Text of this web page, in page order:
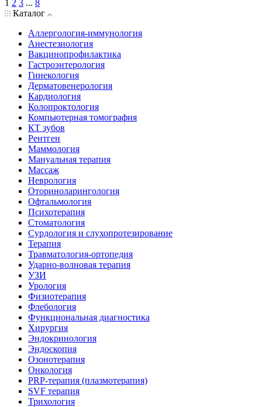
1 2 3 ... 8
Каталог
Аллергология-иммунология
Анестезиология
Вакцинопрофилактика
Гастроэнтерология
Гинекология
Дерматовенерология
Кардиология
Колопроктология
Компьютерная томография
КТ зубов
Рентген
Маммология
Мануальная терапия
Массаж
Неврология
Оториноларингология
Офтальмология
Психотерапия
Стоматология
Сурдология и слухопротезирование
Терапия
Травматология-ортопедия
Ударно-волновая терапия
УЗИ
Урология
Физиотерапия
Флебология
Функциональная диагностика
Хирургия
Эндокринология
Эндоскопия
Озонотерапия
Онкология
PRP-терапия (плазмотерапия)
SVF терапия
Трихология